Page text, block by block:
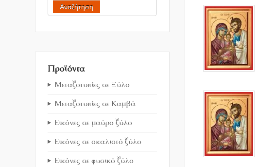
Αναζήτηση
Προϊόντα
Μεταξοτυπίες σε Ξύλο
Μεταξοτυπίες σε Καμβά
Εικόνες σε μαύρο ξύλο
Εικόνες σε σκαλιστό ξύλο
Εικόνες σε φυσικό ξύλο